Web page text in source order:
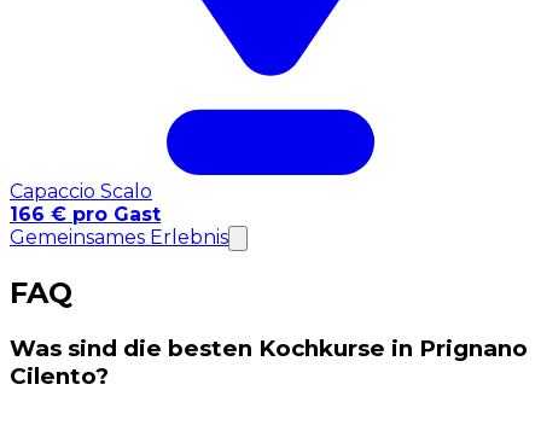
Capaccio Scalo
166 € pro Gast
Gemeinsames Erlebnis
FAQ
Was sind die besten Kochkurse in Prignano
Cilento?